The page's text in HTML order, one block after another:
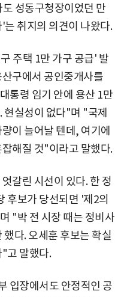
성동구청장이었던 만
취지의 의견이 나왔다.
주택 1만 가구 공급' 발
구에서 공인중개사를
통령 임기 안에 용산 1만
현실성이 없다"며 "국제
이 늘어날 텐데, 여기에
해질 것"이라고 말했다.
갈린 시선이 있다. 한 정
후보가 당선되면 '제2의
"박 전 시장 때는 정비사
다. 오세훈 후보는 확실
고 말했다.
입장에서도 안정적인 공